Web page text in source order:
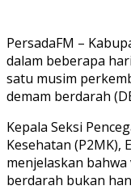
PersadaFM –
dalam beberapa
satu musim
demam berdarah
Kepala Seksi
Kesehatan (P2MK),
menjelaskan
berdarah bukan